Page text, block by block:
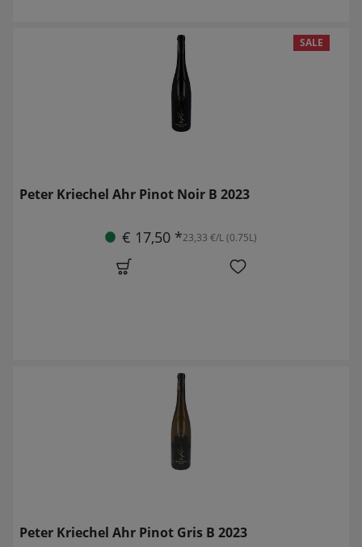
SALE
Peter Kriechel Ahr Pinot Noir B 2023
€ 17,50 *23,33 €/L (0.75L)
Peter Kriechel Ahr Pinot Gris B 2023